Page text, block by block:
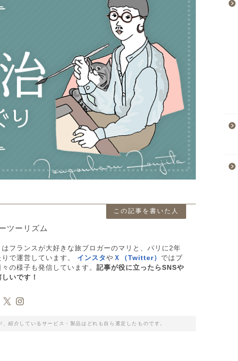
この記事を書いた人
ツーリズム
フランスが大好きな旅ブロガーのマリと、パリに2年
で運営しています。 インスタ や Ｘ（Twitter） ではブ
の様子も発信しています。 記事が役に立ったらSNSや
いです！
紹介しているサービス・製品はどれも自ら選定したものです。